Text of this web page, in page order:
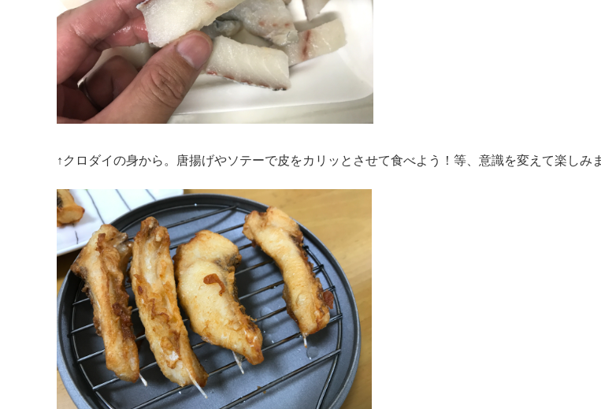
↑クロダイの身から。唐揚げやソテーで皮をカリッとさせて食べよう！等、意識を変えて楽しみ